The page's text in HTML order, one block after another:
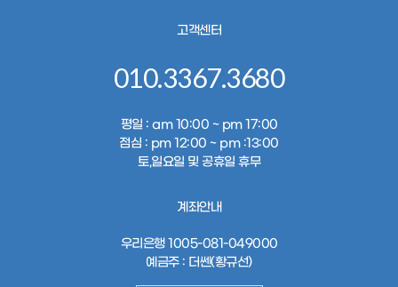
고객센터
010.3367.3680
평일: am 10:00 ~ pm 17:00
점심 : pm 12:00 ~ pm :13:00
토,일요일 및 공휴일 휴무
계좌안내
우리은행 1005-081-049000
예금주: 더쎈(황규선)